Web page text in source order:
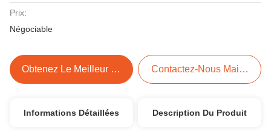
Prix:
Négociable
Obtenez Le Meilleur Prix Contactez-Nous Maintenant
Informations Détaillées Description Du Produit